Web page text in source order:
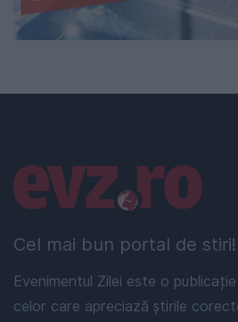
Cel mai bun portal de stiri!
Evenimentul Zilei este o
celor care apreciază știrile
Linkuri utile